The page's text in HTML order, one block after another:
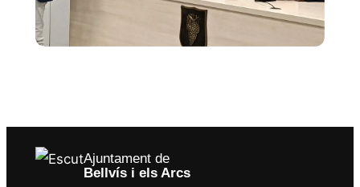
Ajuntament de
Bellvís i els Arcs